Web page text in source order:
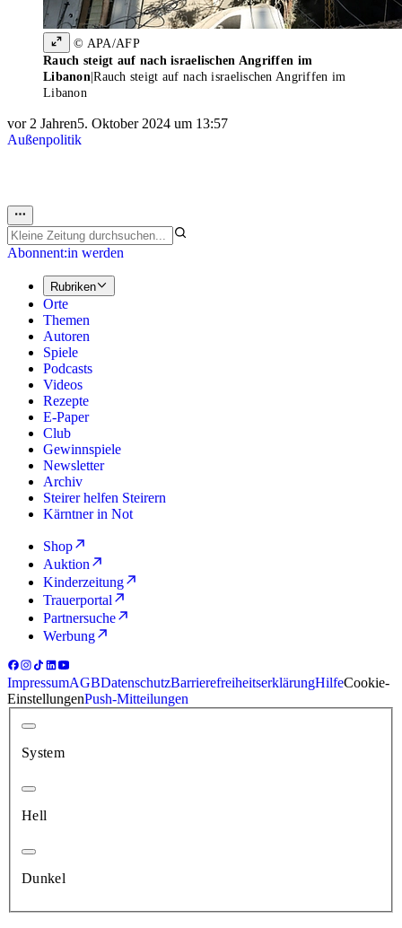
© APA/AFP
Rauch steigt auf nach israelischen Angriffen im
Libanon|Rauch steigt auf nach israelischen Angriffen im
Libanon
vor 2 Jahren5. Oktober 2024 um 13:57
Außenpolitik
Abonnent:in werden
Rubriken
Orte
Themen
Autoren
Spiele
Podcasts
Videos
Rezepte
E-Paper
Club
Gewinnspiele
Newsletter
Archiv
Steirer helfen Steirern
Kärntner in Not
Shop
Auktion
Kinderzeitung
Trauerportal
Partnersuche
Werbung
ImpressumAGBDatenschutzBarrierefreiheitserklärungHilfeCookie-
EinstellungenPush-Mitteilungen
System
Hell
Dunkel